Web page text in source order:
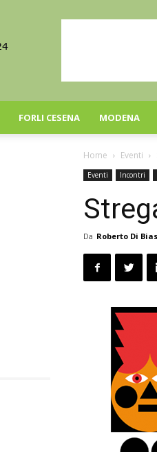
FORLI CESENA MODENA
Home Eventi
Eventi Incontri
Da Roberto Di